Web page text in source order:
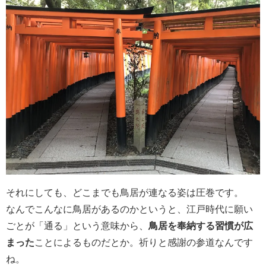
それにしても、どこまでも鳥居が連なる姿は圧巻です。
なんでこんなに鳥居があるのかというと、江戸時代に願い
ごとが「通る」という意味から、 鳥居を奉納する習慣が広
まった ことによるものだとか。祈りと感謝の参道なんです
ね。